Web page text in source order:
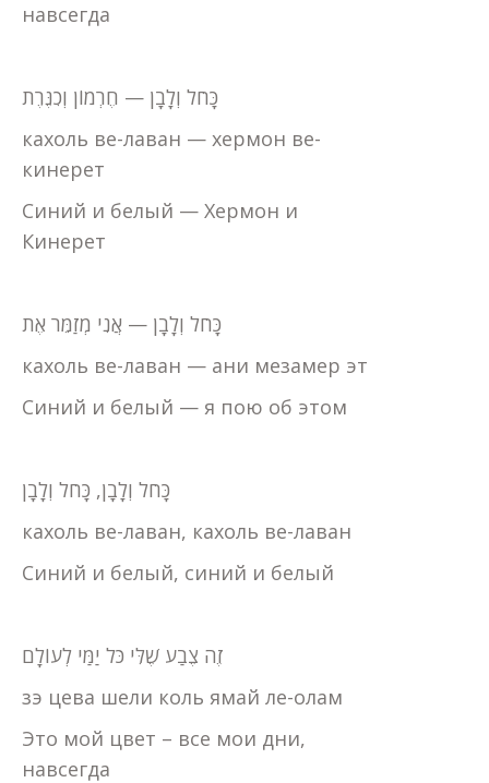
навсегда
כָּחֹל וְלָבָן — חֶרְמוֹן וְכִנֶּרֶת
кахоль ве-лаван — хермон ве-
кинерет
Синий и белый — Хермон и
Кинерет
כָּחֹל וְלָבָן — אֲנִי מְזַמֵּר אֶת
кахоль ве-лаван — ани мезамер эт
Синий и белый — я пою об этом
כָּחֹל וְלָבָן, כָּחֹל וְלָבָן
кахоль ве-лаван, кахоль ве-лаван
Синий и белый, синий и белый
זֶה צֶבַע שֶׁלִּי כֹּל יַמַּי לְעוֹלָם
зэ цева шели коль ямай ле-олам
Это мой цвет – все мои дни,
навсегда